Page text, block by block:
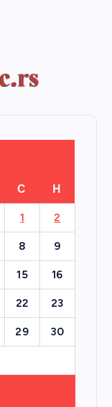
С Н
1 2
8 9
15 16
22 23
29 30